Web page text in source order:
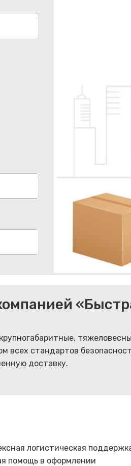
всех стандартов
доставку.
логистическая
помощь в оформлении